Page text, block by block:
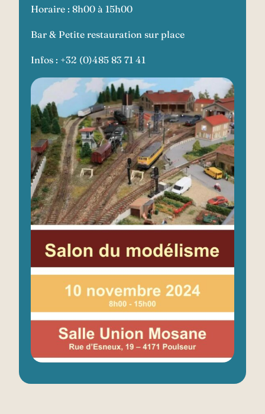
Horaire : 8h00 à 15h00
Bar & Petite restauration sur place
Infos : +32 (0)485 83 71 41